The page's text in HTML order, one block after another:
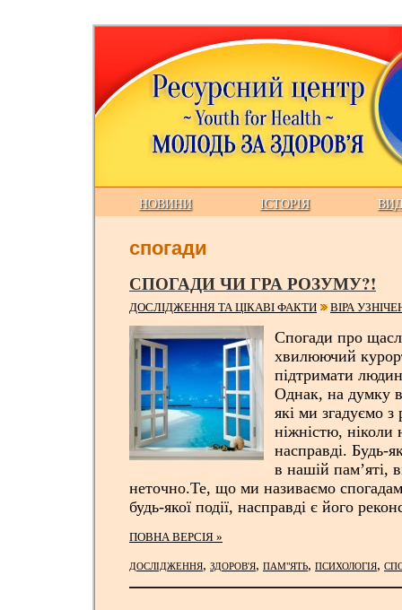
НОВИНИ ІСТОРІЯ
спогади
СПОГАДИ ЧИ ГРА РОЗУМУ?!
ДОСЛІДЖЕННЯ ТА ЦІКАВІ ФАКТИ ВІРА
Спогади про
хвилюючий
підтримати
Однак, на думку
які ми згадуємо з
ніжністю, ніколи
насправді. Будь-
в нашій пам’яті,
неточно.Те, що ми називаємо
будь-якої події, насправді є його
ПОВНА ВЕРСІЯ »
ДОСЛІДЖЕННЯ, ЗДОРОВ'Я, ПАМ"ЯТЬ, ПСИХОЛОГІЯ,